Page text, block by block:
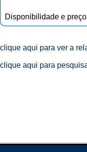
Disponibilidade e
clique aqui para ver a
clique aqui para